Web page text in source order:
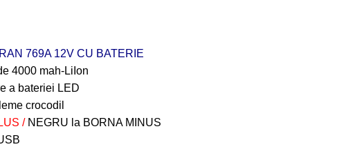
769A 12V CU BATERIE
4000 mah-LiIon
a bateriei LED
crocodil
/ NEGRU la BORNA MINUS